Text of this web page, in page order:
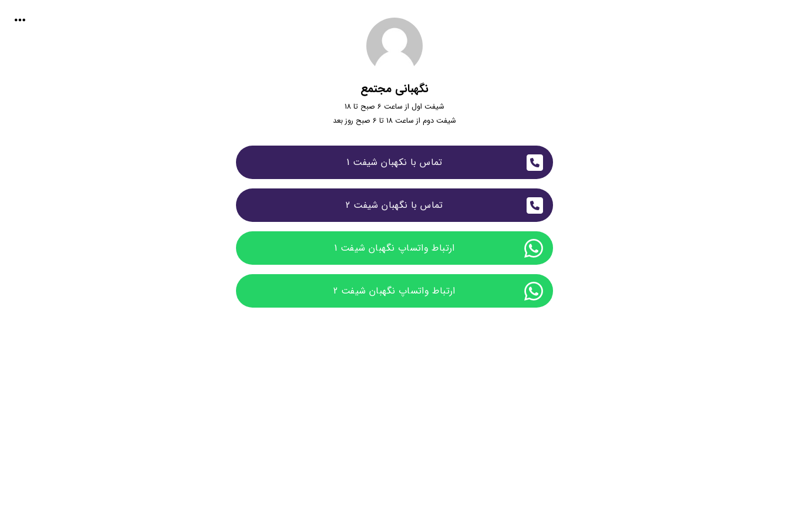
نگهبانی مجتمع
شیفت اول از ساعت 6 صبح تا 18
شیفت دوم از ساعت 18 تا 6 صبح روز بعد
تماس با نکهبان شیفت 1
تماس با نگهبان شیفت 2
ارتباط واتساپ نگهبان شیفت 1
ارتباط واتساپ نگهبان شیفت 2